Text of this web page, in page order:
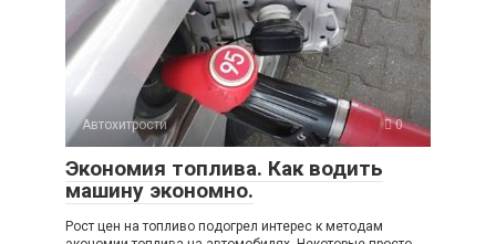
Автохитрости 0
Экономия топлива. Как водить
машину экономно.
Рост цен на топливо подогрел интерес к методам